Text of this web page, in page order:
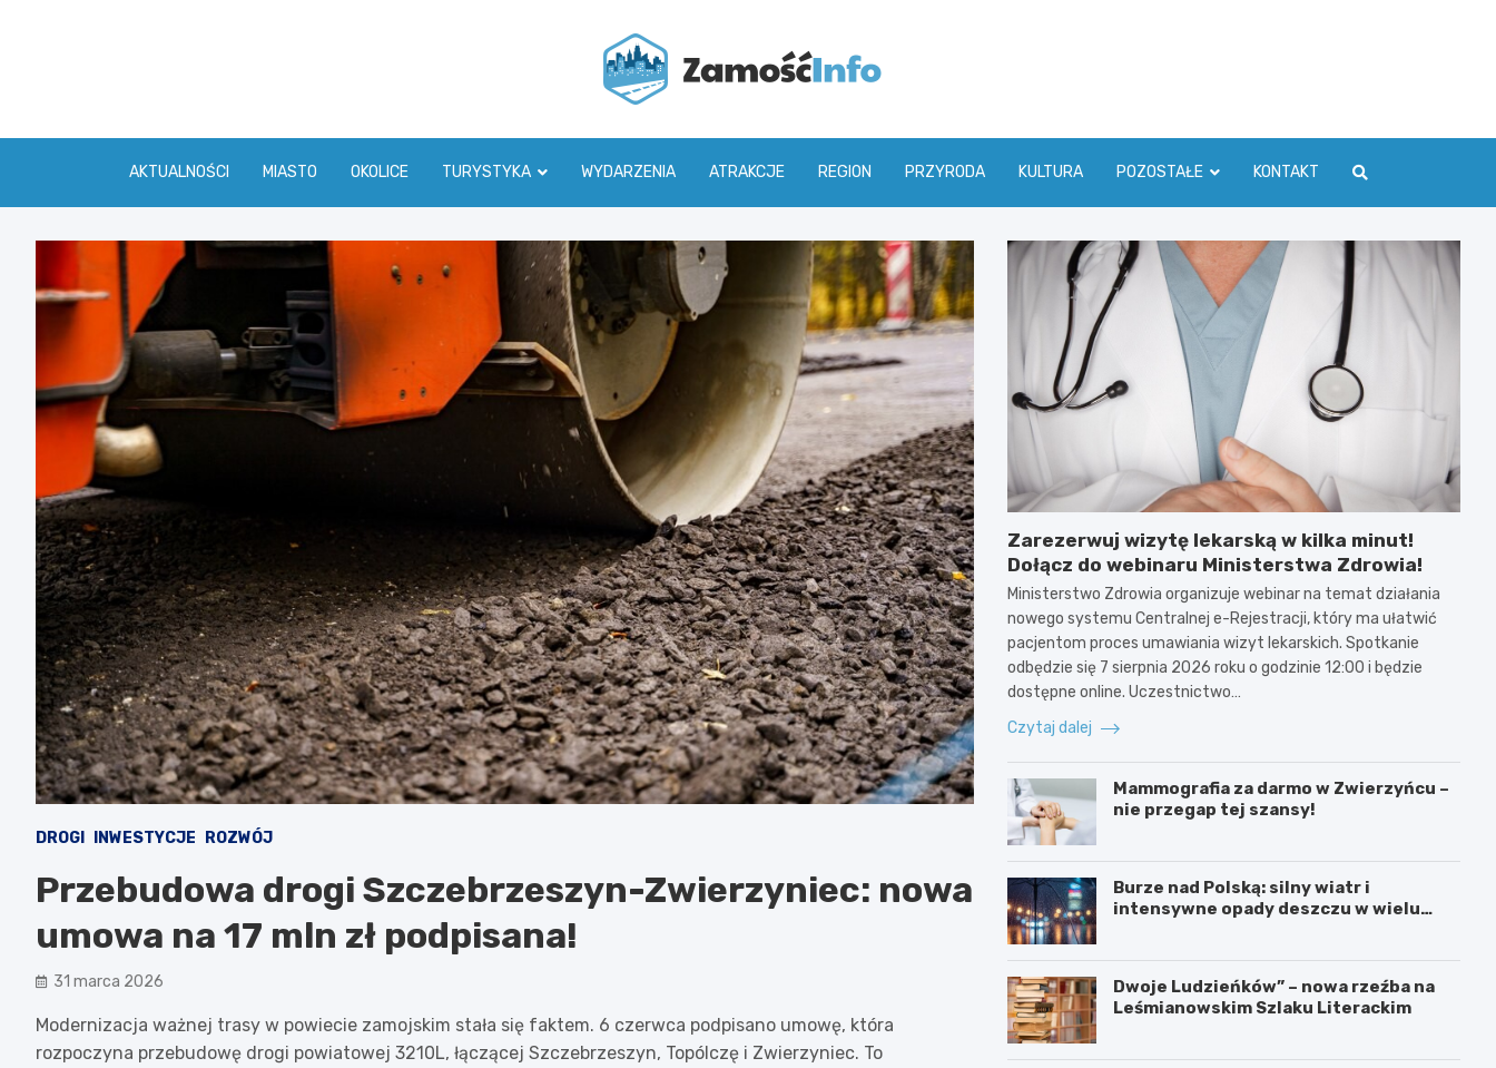
AKTUALNOŚCI MIASTO OKOLICE TURYSTYKA WYDARZENIA ATRAKCJE REGION PRZYRODA KULTURA POZOSTAŁE KONTAKT
DROGI INWESTYCJE ROZWÓJ
Przebudowa drogi Szczebrzeszyn-Zwierzyniec: nowa
umowa na 17 mln zł podpisana!
31 marca 2026
Modernizacja ważnej trasy w powiecie zamojskim stała się faktem. 6 czerwca podpisano umowę, która
rozpoczyna przebudowę drogi powiatowej 3210L, łączącej Szczebrzeszyn, Topólczę i Zwierzyniec. To
Zarezerwuj wizytę lekarską w kilka minut!
Dołącz do webinaru Ministerstwa Zdrowia!
Ministerstwo Zdrowia organizuje webinar na temat działania
nowego systemu Centralnej e-Rejestracji, który ma ułatwić
pacjentom proces umawiania wizyt lekarskich. Spotkanie
odbędzie się 7 sierpnia 2026 roku o godzinie 12:00 i będzie
dostępne online. Uczestnictwo…
Czytaj dalej
Mammografia za darmo w Zwierzyńcu –
nie przegap tej szansy!
Burze nad Polską: silny wiatr i
intensywne opady deszczu w wielu
Dwoje Ludzieńków” – nowa rzeźba na
Leśmianowskim Szlaku Literackim